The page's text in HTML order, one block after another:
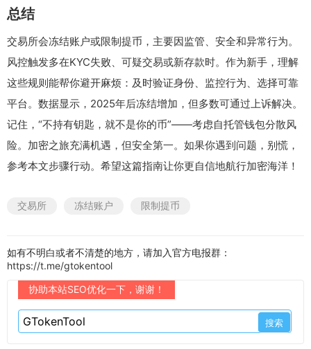
总结
交易所会冻结账户或限制提币，主要因监管、安全和异常行为。
风控触发多在KYC失败、可疑交易或新存款时。作为新手，理解
这些规则能帮你避开麻烦：及时验证身份、监控行为、选择可靠
平台。数据显示，2025年后冻结增加，但多数可通过上诉解决。
记住，“不持有钥匙，就不是你的币”——考虑自托管钱包分散风
险。加密之旅充满机遇，但安全第一。如果你遇到问题，别慌，
参考本文步骤行动。希望这篇指南让你更自信地航行加密海洋！
交易所 冻结账户 限制提币
如有不明白或者不清楚的地方，请加入官方电报群：
https://t.me/gtokentool
协助本站SEO优化一下，谢谢！